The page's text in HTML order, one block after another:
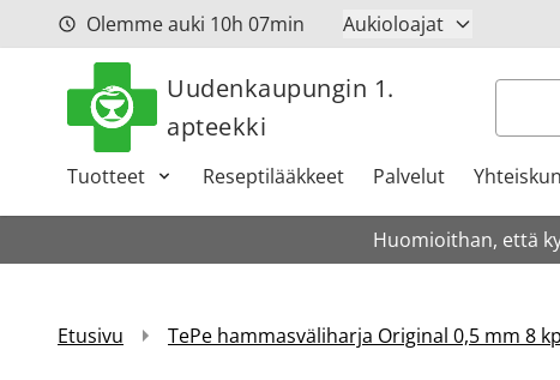
Siirry sisältöönOlemme auki 10h 07min Aukioloajat
Uudenkaupungin 1.
apteekki
Haku
Tuotteet Reseptilääkkeet Palvelut
Huomioithan, että
Etusivu TePe hammasväliharja Original 0,5 mm 8